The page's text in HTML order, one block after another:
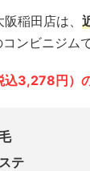
稲田店は、
ンビニジムで
3,278円）
テ